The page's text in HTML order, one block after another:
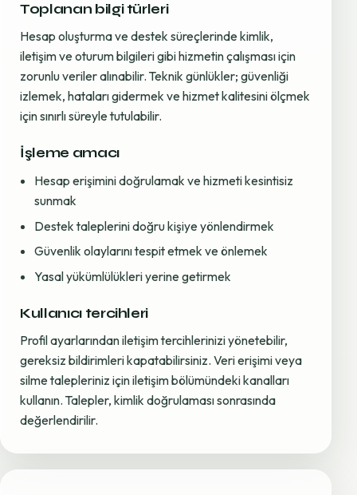
Toplanan bilgi türleri
Hesap oluşturma ve destek süreçlerinde kimlik,
iletişim ve oturum bilgileri gibi hizmetin çalışması için
zorunlu veriler alınabilir. Teknik günlükler; güvenliği
izlemek, hataları gidermek ve hizmet kalitesini ölçmek
için sınırlı süreyle tutulabilir.
İşleme amacı
Hesap erişimini doğrulamak ve hizmeti kesintisiz
sunmak
Destek taleplerini doğru kişiye yönlendirmek
Güvenlik olaylarını tespit etmek ve önlemek
Yasal yükümlülükleri yerine getirmek
Kullanıcı tercihleri
Profil ayarlarından iletişim tercihlerinizi yönetebilir,
gereksiz bildirimleri kapatabilirsiniz. Veri erişimi veya
silme talepleriniz için iletişim bölümündeki kanalları
kullanın. Talepler, kimlik doğrulaması sonrasında
değerlendirilir.